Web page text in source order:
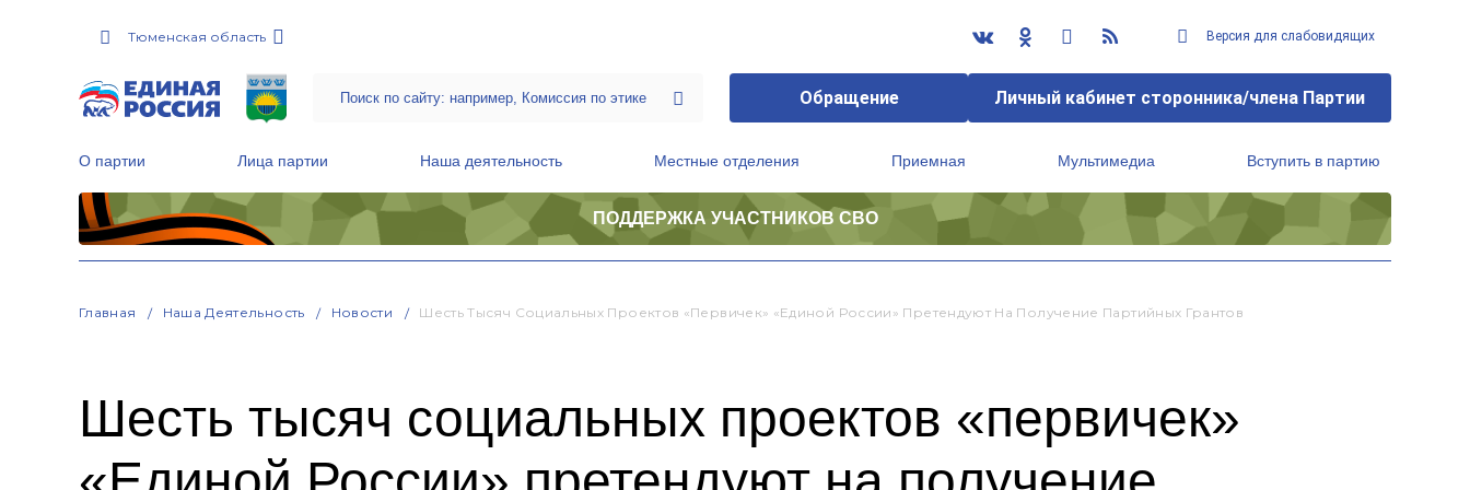
Тюменская область Версия для слабовидящих
Обращение Личный кабинет сторонника/члена Партии
О партии Лица партии Наша деятельность Местные отделения Приемная Мультимедиа Вступить в партию
ПОДДЕРЖКА УЧАСТНИКОВ СВО
Главная Наша Деятельность Новости Шесть Тысяч Социальных Проектов «первичек» «Единой России» Претендуют На Получение Партийных Грантов
Шесть тысяч социальных проектов «первичек»